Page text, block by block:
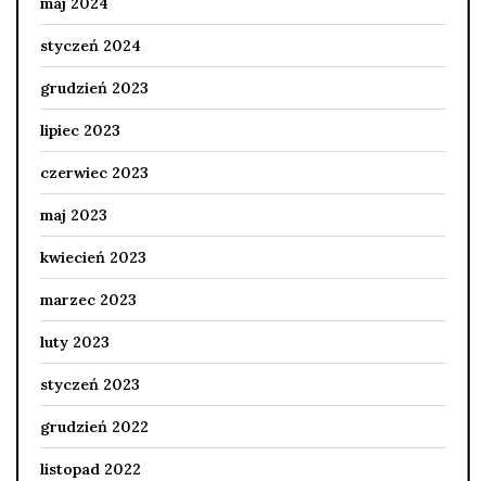
styczeń 2024
grudzień 2023
lipiec 2023
czerwiec 2023
maj 2023
kwiecień 2023
marzec 2023
luty 2023
styczeń 2023
grudzień 2022
listopad 2022